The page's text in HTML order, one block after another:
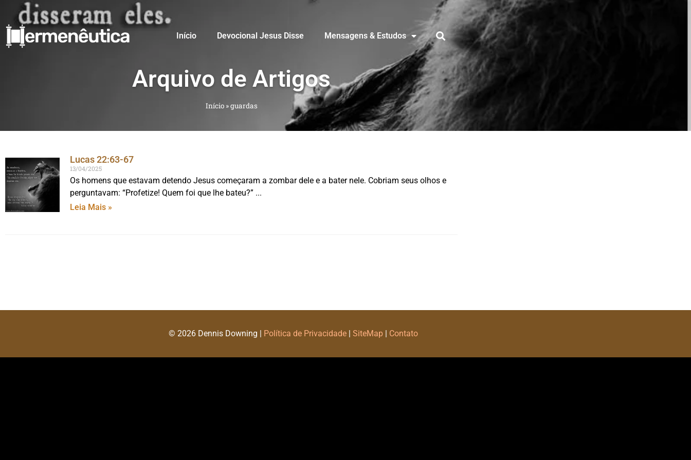
Início Devocional Jesus Disse Mensagens & Estudos
Arquivo de Artigos
Início»guardas
Lucas 22:63-67
13/04/2025
Os homens que estavam detendo Jesus começaram a zombar dele e a bater nele. Cobriam seus olhos e
perguntavam: “Profetize! Quem foi que lhe bateu?”
Leia Mais »
© 2026 Dennis Downing | Política de Privacidade| SiteMap| Contato